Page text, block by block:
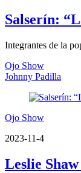
Salserín:
Integrantes de la
Ojo Show
Johnny Padilla
Ojo Show
2023-11-4
Leslie